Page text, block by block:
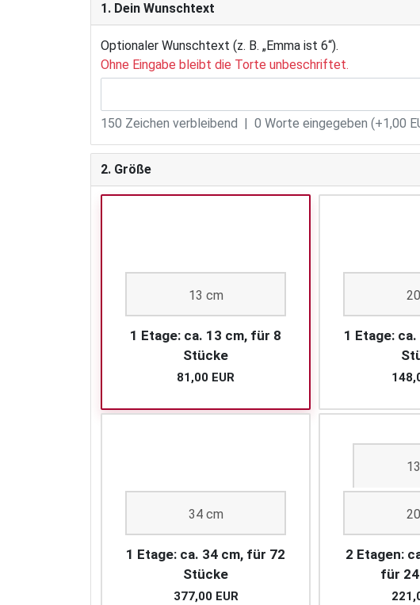
1. Dein Wunschtext
Optionaler Wunschtext (z. B. „Emma ist 6“).
Ohne Eingabe bleibt die Torte unbeschriftet.
150 Zeichen verbleibend | 0 Worte eingegeben (+1,00
2. Größe
13 cm
1 Etage: ca. 13 cm, für 8
Stücke
81,00 EUR
1 Etage:
34 cm
1 Etage: ca. 34 cm, für 72
Stücke
377,00 EUR
2 Etagen:
für